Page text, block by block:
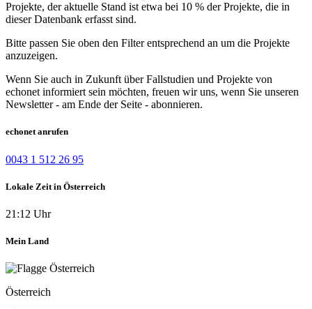
Projekte, der aktuelle Stand ist etwa bei 10 % der Projekte, die in
dieser Datenbank erfasst sind.
Bitte passen Sie oben den Filter entsprechend an um die Projekte
anzuzeigen.
Wenn Sie auch in Zukunft über Fallstudien und Projekte von
echonet informiert sein möchten, freuen wir uns, wenn Sie unseren
Newsletter - am Ende der Seite - abonnieren.
echonet anrufen
0043 1 512 26 95
Lokale Zeit in Österreich
21:12 Uhr
Mein Land
Österreich